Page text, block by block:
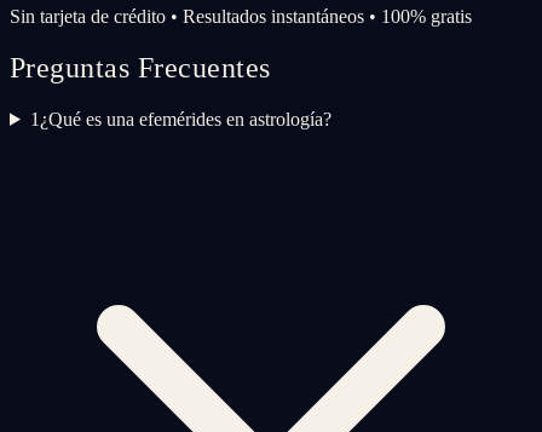
Sin tarjeta de crédito • Resultados instantáneos • 100% gratis
Preguntas Frecuentes
1 ¿Qué es una efemérides en astrología?